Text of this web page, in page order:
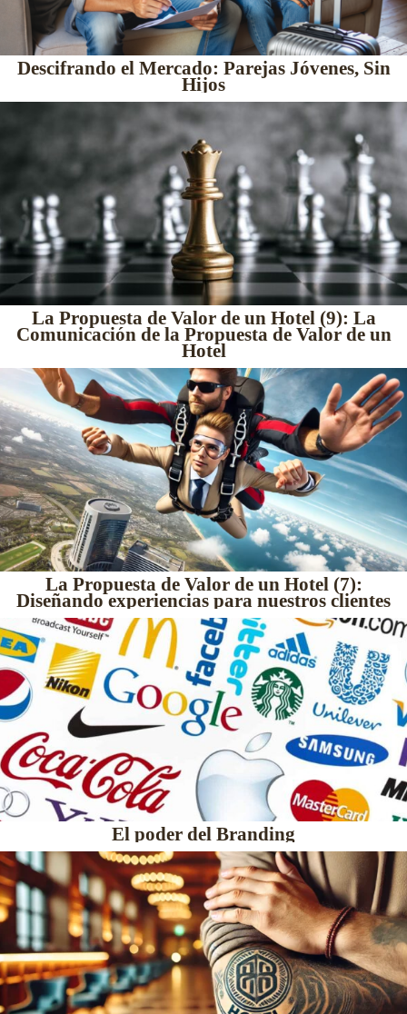
Descifrando el Mercado: Parejas Jóvenes, Sin
Hijos
La Propuesta de Valor de un Hotel (9): La
Comunicación de la Propuesta de Valor de un
Hotel
La Propuesta de Valor de un Hotel (7):
Diseñando experiencias para nuestros clientes
El poder del Branding